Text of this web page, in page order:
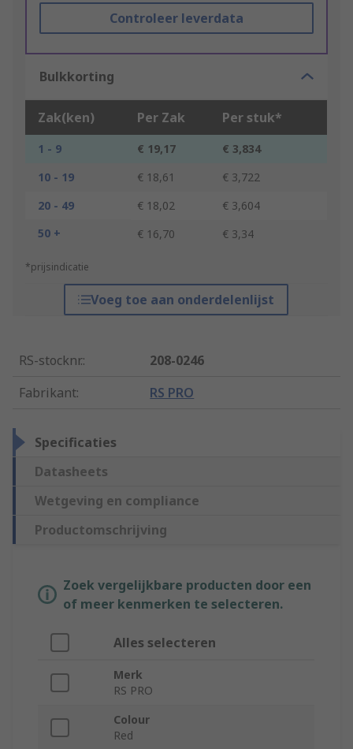
Controleer leverdata
Bulkkorting
Zak(ken) Per Zak Per stuk*
1 - 9 € 19,17
€ 3,834
10 - 19
€ 18,61
€ 3,722
20 - 49
€ 18,02
€ 3,604
50 +
€ 16,70 € 3,34
*prijsindicatie
Voeg toe aan onderdelenlijst
RS-stocknr.:
208-0246
Fabrikant: RS PRO
Specificaties
Datasheets
Wetgeving en compliance
Productomschrijving
Zoek vergelijkbare producten door een
of meer kenmerken te selecteren.
Alles selecteren
Merk
RS PRO
Colour
Red